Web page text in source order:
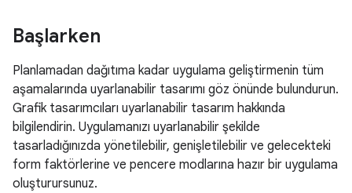
Başlarken
Planlamadan dağıtıma kadar uygulama geliştirmenin tüm
aşamalarında uyarlanabilir tasarımı göz önünde bulundurun.
Grafik tasarımcıları uyarlanabilir tasarım hakkında
bilgilendirin. Uygulamanızı uyarlanabilir şekilde
tasarladığınızda yönetilebilir, genişletilebilir ve gelecekteki
form faktörlerine ve pencere modlarına hazır bir uygulama
oluşturursunuz.